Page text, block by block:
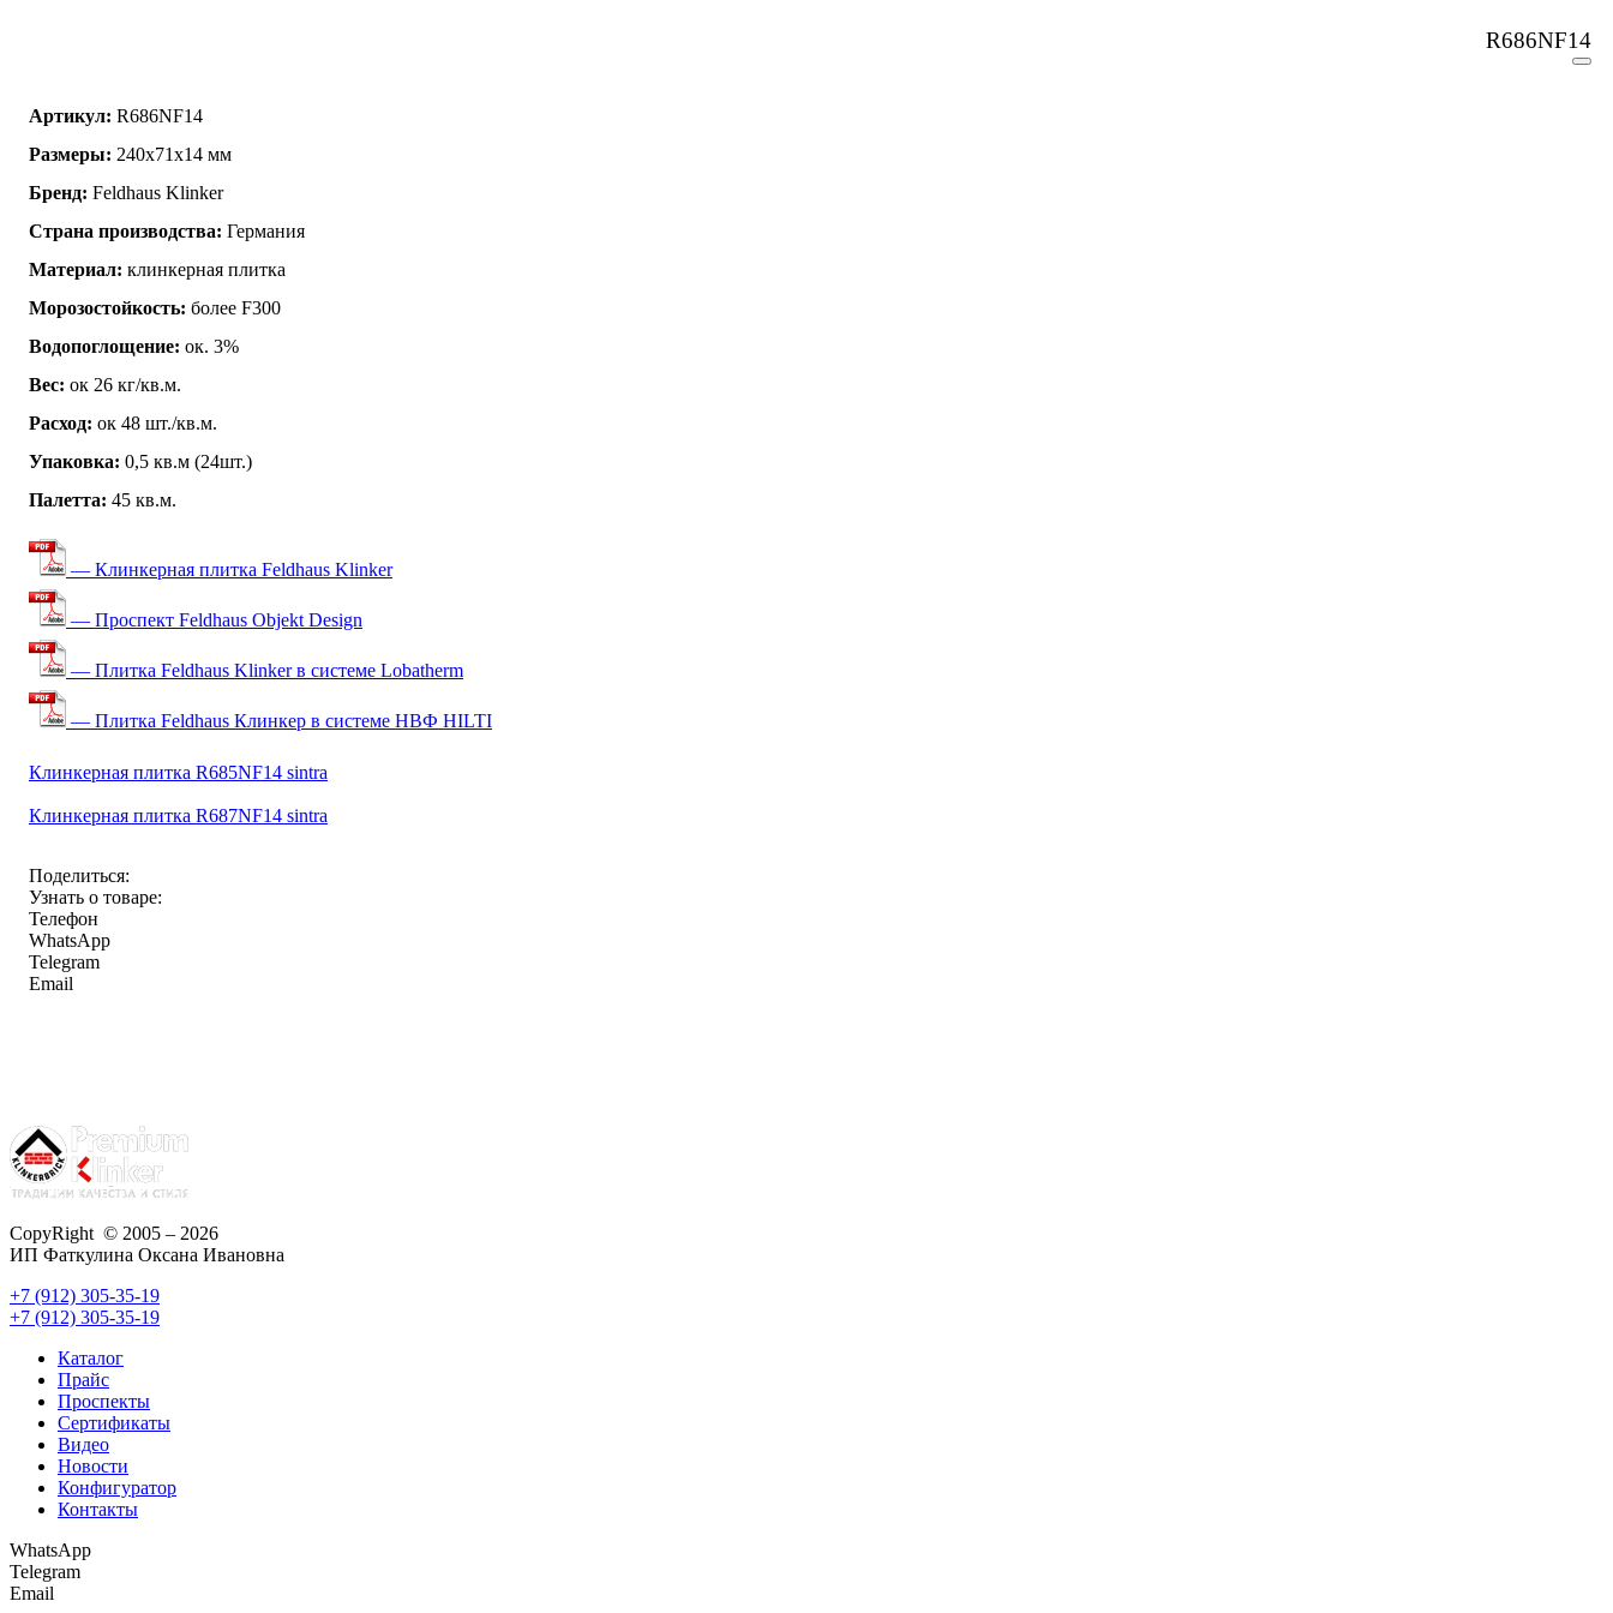
R686NF14
Артикул: R686NF14
Размеры: 240x71x14 мм
Бренд: Feldhaus Klinker
Страна производства: Германия
Материал: клинкерная плитка
Морозостойкость: более F300
Водопоглощение: ок. 3%
Вес: ок 26 кг/кв.м.
Расход: ок 48 шт./кв.м.
Упаковка: 0,5 кв.м (24шт.)
Палетта: 45 кв.м.
— Клинкерная плитка Feldhaus Klinker
— Проспект Feldhaus Objekt Design
— Плитка Feldhaus Klinker в системе Lobatherm
— Плитка Feldhaus Клинкер в системе НВФ HILTI
Клинкерная плитка R685NF14 sintra
Клинкерная плитка R687NF14 sintra
Поделиться:
Узнать о товаре:
Телефон
WhatsApp
Telegram
Email
CopyRight © 2005 – 2026
ИП Фаткулина Оксана Ивановна
+7 (912) 305-35-19
+7 (912) 305-35-19
Каталог
Прайс
Проспекты
Сертификаты
Видео
Новости
Конфигуратор
Контакты
WhatsApp
Telegram
Email